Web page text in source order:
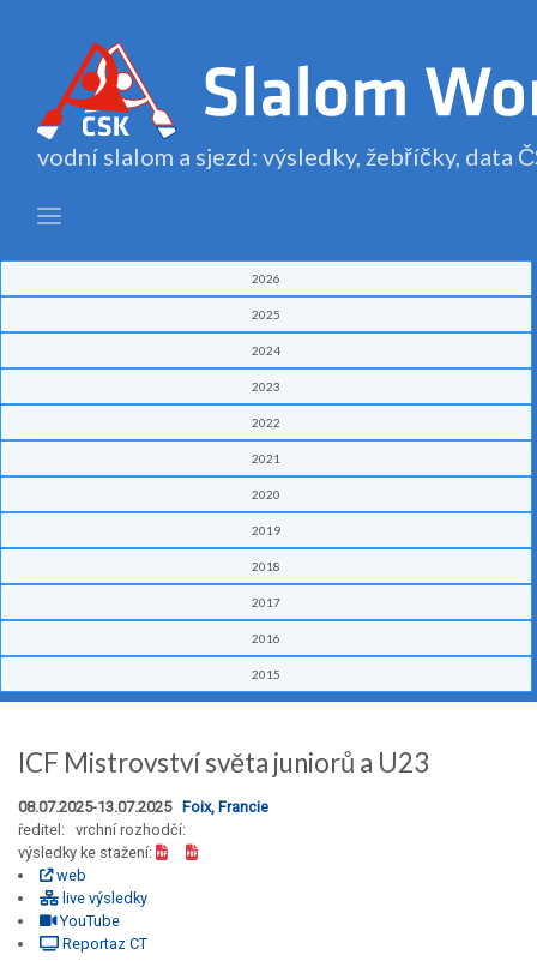
vodní slalom a sjezd: výsledky, žebříčky, data
2026
2025
2024
2023
2022
2021
2020
2019
2018
2017
2016
2015
ICF Mistrovství světa juniorů a U23
08.07.2025-13.07.2025 Foix, Francie
ředitel: vrchní rozhodčí:
výsledky ke stažení:
web
live výsledky
YouTube
Reportaz CT